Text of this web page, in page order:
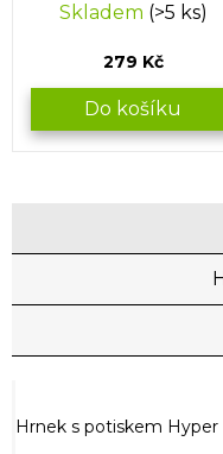
Skladem (>5 ks)
279 Kč
Do košíku
Hrnek s potiskem